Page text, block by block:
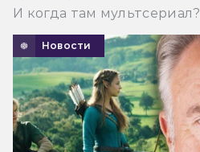
И когда там мультсериал?
Новости